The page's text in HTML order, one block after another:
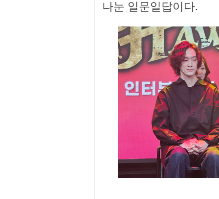
나눈 일문일답이다.